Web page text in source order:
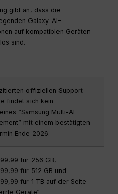
gibt an, dass die
Galaxy-AI-
auf kompatiblen Geräten
sind.
offiziellen Support-
findet sich kein
“Samsung Multi-AI-
mit einem bestätigten
Ende 2026.
für 256 GB,
für 512 GB und
für 1 TB auf der Seite
Geräte“.